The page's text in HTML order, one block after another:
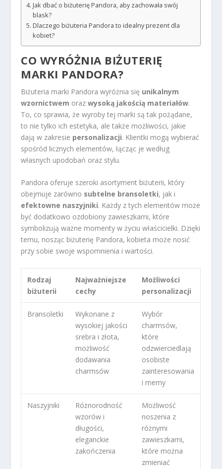
Jak dbać o biżuterię Pandora, aby zachowała swój
blask?
Dlaczego biżuteria Pandora to idealny prezent dla
kobiet?
CO WYRÓŻNIA BIŻUTERIĘ
MARKI PANDORA?
Biżuteria marki Pandora wyróżnia się unikalnym
wzornictwem orazwysoką jakością materiałów.
To, co sprawia, że wyroby tej marki są tak pożądane,
to nie tylko ich estetyka, ale także możliwości, jakie
dają w zakresie personalizacji. Klientki mogą wybierać
spośród licznych elementów, łącząc je według
własnych upodobań oraz stylu.
Pandora oferuje szeroki asortyment biżuterii, który
obejmuje zarówno subtelne bransoletki, jak i
efektowne naszyjniki. Każdy z tych elementów może
być dodatkowo ozdobiony zawieszkami, które
symbolizują ważne momenty w życiu właścicielki. Dzięki
temu, nosząc biżuterię Pandora, kobieta może nosić
przy sobie swoje wspomnienia i wartości.
Rodzaj
biżuterii
Najważniejsze
cechy
Możliwości
personalizacji
Bransoletki
Wykonane z
wysokiej jakości
srebra i złota,
możliwość
dodawania
charmsów
Wybór
charmsów,
które
odzwierciedlają
osobiste
zainteresowania
i memy
Naszyjniki
Różnorodność
wzorów i
długości,
eleganckie
zakończenia
Możliwość
noszenia z
różnymi
zawieszkami,
które można
zmieniać